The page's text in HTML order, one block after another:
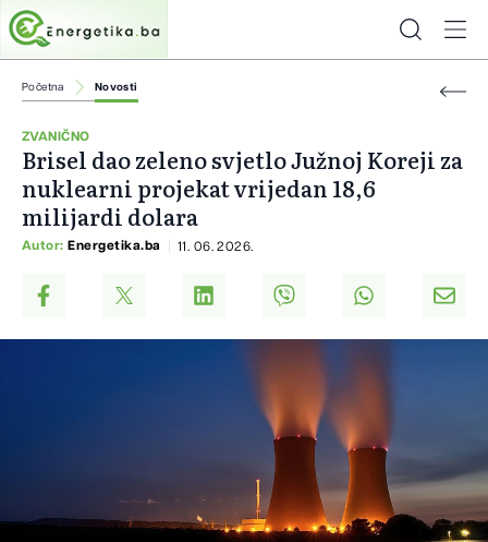
Početna Novosti
ZVANIČNO
Brisel dao zeleno svjetlo Južnoj Koreji za
nuklearni projekat vrijedan 18,6
milijardi dolara
Autor: Energetika.ba 11. 06. 2026.